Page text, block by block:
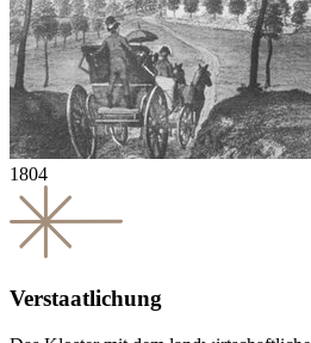
1804
Verstaatlichung